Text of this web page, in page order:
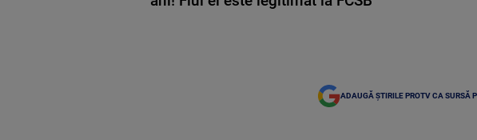
ADAUGĂ ȘTIRILE PROTV CA SURSĂ